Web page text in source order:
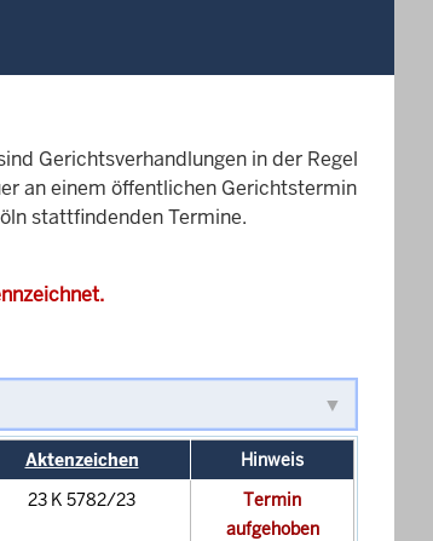
Gerichtsverhandlungen in der Regel
an einem öffentlichen Gerichtstermin
stattfindenden Termine.
Aktenzeichen
Hinweis
23 K 5782/23
Termin
aufgehoben